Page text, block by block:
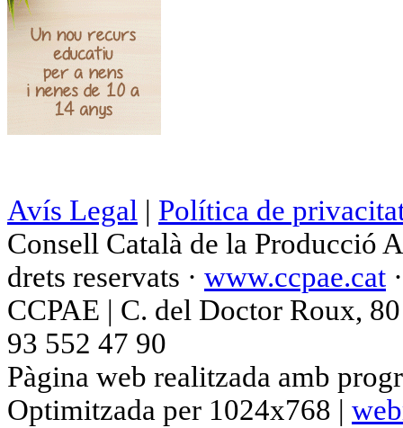
Avís Legal | Política de
Consell Català de la Producció
drets reservats · www.ccpae.cat
CCPAE | C. del Doctor Roux,
93 552 47 90
Pàgina web realitzada amb
Optimitzada per 1024x768 |